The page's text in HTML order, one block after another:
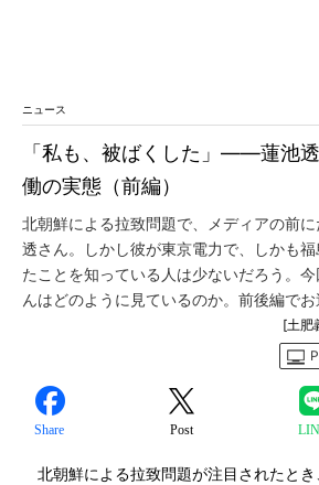
ニュース
「私も、被ばくした」――蓮池
働の実態（前編）
北朝鮮による拉致問題で、メディアの前
透さん。しかし彼が東京電力で、しかも
たことを知っている人は少ないだろう。
んはどのように見ているのか。前後編でお
[土肥
Share Post
北朝鮮による拉致問題が注目されたとき